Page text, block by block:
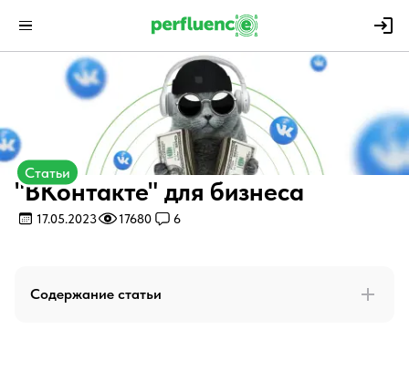
Статьи
"ВКонтакте" для бизнеса
17.05.2023 17680 6
Содержание статьи